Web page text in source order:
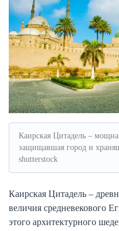
Каирская Цитадель –
защищавшая город и
shutterstock
Каирская Цитадель –
величия средневекового
этого архитектурного